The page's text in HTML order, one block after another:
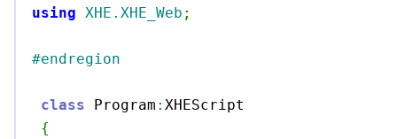
using XHE.XHE_Web ;
#endregion
class Program : XHEScript
{